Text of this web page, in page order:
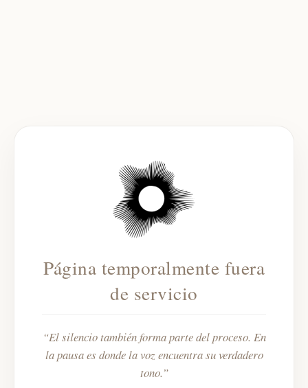
Página temporalmente fuera
de servicio
El silencio también forma parte del proceso. En
la pausa es donde la voz encuentra su verdadero
tono.